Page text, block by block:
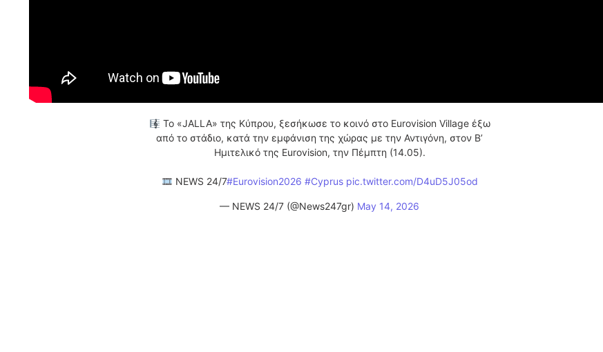
Το «JALLA» της Κύπρου, ξεσήκωσε το κοινό στο Eurovision Village έξω
από το στάδιο, κατά την εμφάνιση της χώρας με την Αντιγόνη, στον Β’
Ημιτελικό της Eurovision, την Πέμπτη (14.05).
NEWS 24/7#Eurovision2026 #Cyprus pic.twitter.com/D4uD5J05od
— NEWS 24/7 (@News247gr) May 14, 2026